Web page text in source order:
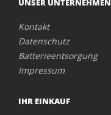
UNSER UNTERNEHMEN
Kontakt
Datenschutz
Batterieentsorgung
Impressum
IHR EINKAUF